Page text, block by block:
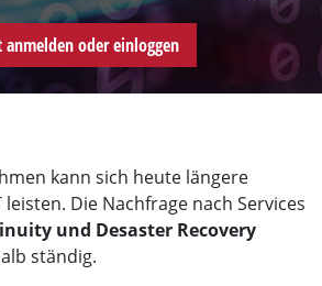
anmelden oder einloggen
kann sich heute längere
Die Nachfrage nach Services
und Desaster Recovery
ständig.